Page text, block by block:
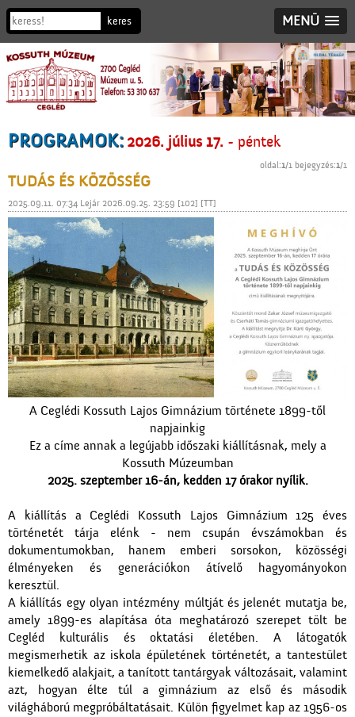
MENÜ
PROGRAMOK:2026. július 17. - péntek
oldal:1/1 bejegyzés:1/1
TUDÁS ÉS KÖZÖSSÉG
2025.09.11. 07:34 Lejár 2026.09.25. 23:59 [102] [TT]
A Ceglédi Kossuth Lajos Gimnázium története 1899-től
napjainkig
Ez a címe annak a legújabb időszaki kiállításnak, mely a
Kossuth Múzeumban
2025. szeptember 16-án, kedden 17 órakor nyílik.
A kiállítás a Ceglédi Kossuth Lajos Gimnázium 125 éves
történetét tárja elénk - nem csupán évszámokban és
dokumentumokban, hanem emberi sorsokon, közösségi
élményeken és generációkon átívelő hagyományokon
keresztül.
A kiállítás egy olyan intézmény múltját és jelenét mutatja be,
amely 1899-es alapítása óta meghatározó szerepet tölt be
Cegléd kulturális és oktatási életében. A látogatók
megismerhetik az iskola épületének történetét, a tantestület
kiemelkedő alakjait, a tanított tantárgyak változásait, valamint
azt, hogyan élte túl a gimnázium az első és második
világháború megpróbáltatásait. Külön figyelmet kap az 1956-os